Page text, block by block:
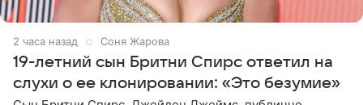
2 часа назад Соня Жарова
19-летний сын Бритни Спирс ответил на
слухи о ее клонировании: «Это безумие»